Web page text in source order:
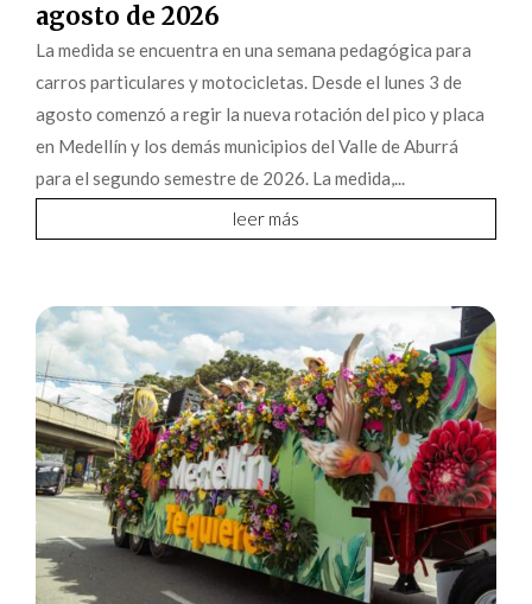
agosto de 2026
La medida se encuentra en una semana pedagógica para
carros particulares y motocicletas. Desde el lunes 3 de
agosto comenzó a regir la nueva rotación del pico y placa
en Medellín y los demás municipios del Valle de Aburrá
para el segundo semestre de 2026. La medida,...
leer más